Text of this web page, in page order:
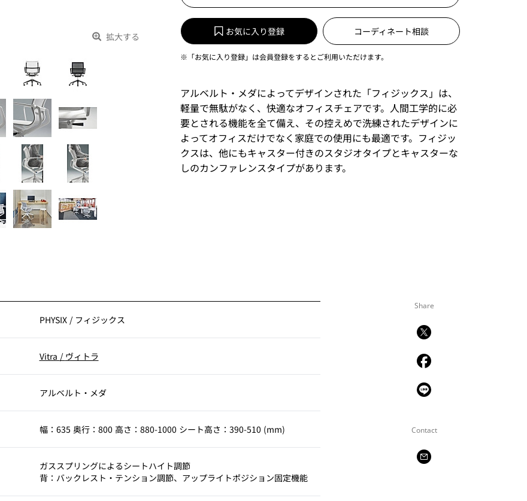
拡大する お気に入り登録 コーディネート相談
※「お気に入り登録」は会員登録をするとご利用いただけます。
アルベルト・メダによってデザインされた「フィジックス」は、
軽量で無駄がなく、快適なオフィスチェアです。人間工学的に必
要とされる機能を全て備え、その控えめで洗練されたデザインに
よってオフィスだけでなく家庭での使用にも最適です。フィジッ
クスは、他にもキャスター付きのスタジオタイプとキャスターな
しのカンファレンスタイプがあります。
Share
Contact
PHYSIX / フィジックス
Vitra / ヴィトラ
アルベルト・メダ
幅：635 奥行：800 高さ：880-1000 シート高さ：390-510 (mm)
ガススプリングによるシートハイト調節
背：バックレスト・テンション調節、アップライトポジション固定機能